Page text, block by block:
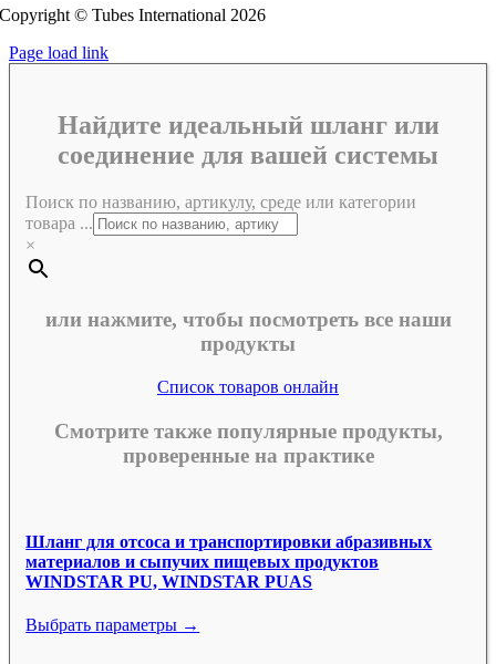
Copyright © Tubes International 2026
Page load link
Найдите идеальный шланг или
соединение для вашей системы
Поиск по названию, артикулу, среде или категории
товара ...
×
или нажмите, чтобы посмотреть все наши
продукты
Список товаров онлайн
Смотрите также популярные продукты,
проверенные на практике
Шланг для отсоса и транспортировки абразивных
материалов и сыпучих пищевых продуктов
WINDSTAR PU, WINDSTAR PUAS
Выбрать параметры →